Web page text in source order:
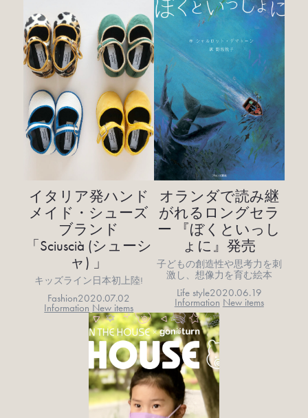
イタリア発ハンド
メイド・シューズ
ブランド
「Sciuscià (シューシ
ャ) 」
キッズライン日本初上陸!
Fashion2020.07.02
Information New items
オランダで読み継
がれるロングセラ
ー 『ぼくといっし
ょに』発売
子どもの創造性や思考力を刺
激し、想像力を育む絵本
Life style2020.06.19
Information New items